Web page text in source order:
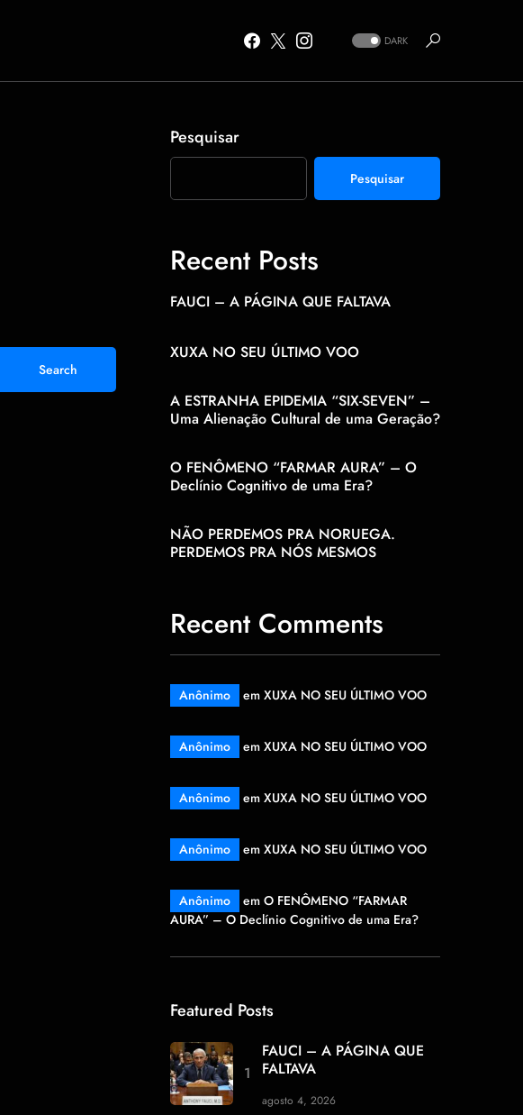
DARK
Search
Pesquisar
Pesquisar
Recent Posts
FAUCI – A PÁGINA QUE FALTAVA
XUXA NO SEU ÚLTIMO VOO
A ESTRANHA EPIDEMIA “SIX-SEVEN” –
Uma Alienação Cultural de uma Geração?
O FENÔMENO “FARMAR AURA” – O
Declínio Cognitivo de uma Era?
NÃO PERDEMOS PRA NORUEGA.
PERDEMOS PRA NÓS MESMOS
Recent Comments
Anônimo em XUXA NO SEU ÚLTIMO VOO
Anônimo em XUXA NO SEU ÚLTIMO VOO
Anônimo em XUXA NO SEU ÚLTIMO VOO
Anônimo em XUXA NO SEU ÚLTIMO VOO
Anônimo em O FENÔMENO “FARMAR
AURA” – O Declínio Cognitivo de uma Era?
Featured Posts
FAUCI – A PÁGINA QUE
FALTAVA
agosto 4, 2026